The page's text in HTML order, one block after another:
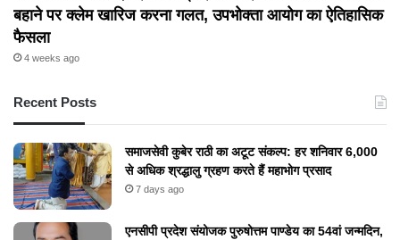
बहाने पर क्लेम खारिज करना गलत, उपभोक्ता आयोग का ऐतिहासिक
फैसला
4 weeks ago
Recent Posts
समाजसेवी कुबेर राठी का अटूट संकल्प: हर शनिवार 6,000
से अधिक श्रद्धालु ग्रहण करते हैं महाभोग प्रसाद
7 days ago
एनसीपी प्रदेश संयोजक पुरुषोत्तम पाण्डेय का 54वां जन्मदिन,